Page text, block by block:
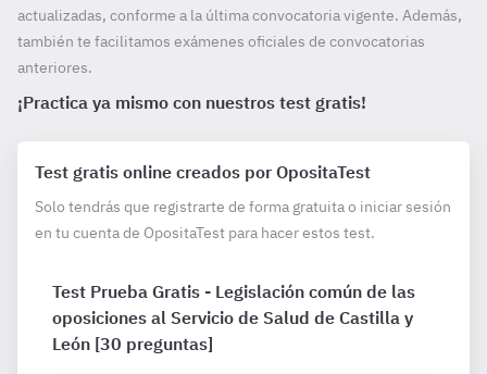
actualizadas, conforme a la última convocatoria vigente. Además,
también te facilitamos exámenes oficiales de convocatorias
anteriores.
¡Practica ya mismo con nuestros test gratis!
Test gratis online creados por OpositaTest
Solo tendrás que registrarte de forma gratuita o iniciar sesión
en tu cuenta de OpositaTest para hacer estos test.
Test Prueba Gratis - Legislación común de las
oposiciones al Servicio de Salud de Castilla y
León [30 preguntas]